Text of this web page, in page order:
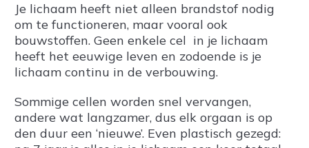
Je lichaam heeft niet alleen brandstof nodig
om te functioneren, maar vooral ook
bouwstoffen. Geen enkele cel in je lichaam
heeft het eeuwige leven en zodoende is je
lichaam continu in de verbouwing.
Sommige cellen worden snel vervangen,
andere wat langzamer, dus elk orgaan is op
den duur een ‘nieuwe’. Even plastisch gezegd: